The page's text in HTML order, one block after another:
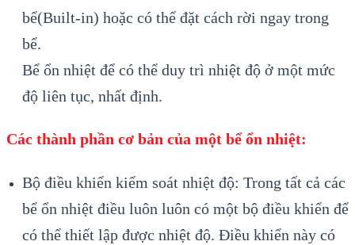
bể(Built-in) hoặc có thể đặt cách rời ngay trong
bể.
Bể ổn nhiệt để có thể duy trì nhiệt độ ở một mức
độ liên tục, nhất định.
Các thành phần cơ bản của một bể ổn nhiệt:
Bộ điều khiển kiểm soát nhiệt độ: Trong tất cả các
bể ổn nhiệt điều luôn luôn có một bộ điều khiển để
có thể thiết lập được nhiệt độ. Điều khiển này có